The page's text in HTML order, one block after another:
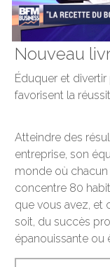
Nouveau
Éduquer et
favorisent la
Atteindre des
entreprise, son
monde où
concentre 80
que vous avez, et
soit, du succès
épanouissante ou